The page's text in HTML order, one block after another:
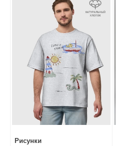
Рисунки